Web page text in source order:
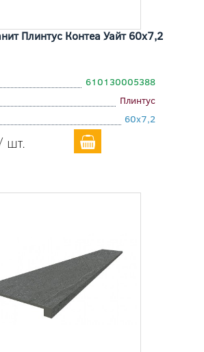
Плинтус Контеа Уайт 60x7,2
610130005388
Плинтус
60x7,2
шт.